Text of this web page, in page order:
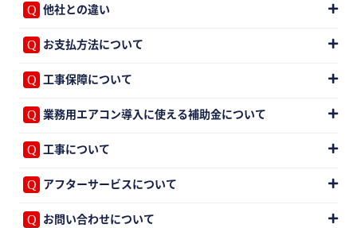
他社との違い
お支払方法について
工事保障について
業務用エアコン導入に使える補助金について
工事について
アフターサービスについて
お問い合わせについて